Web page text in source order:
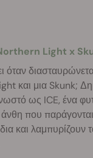
Light x
όταν
και μια Skunk;
ως ICE, ένα
άνθη που
και λαμπυρίζουν